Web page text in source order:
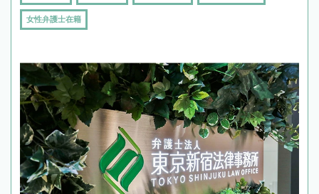
女性弁護士在籍